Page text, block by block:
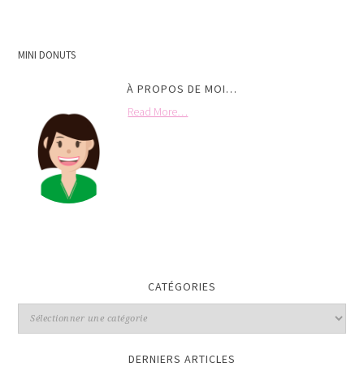
MINI DONUTS
À PROPOS DE MOI…
Read More…
CATÉGORIES
DERNIERS ARTICLES